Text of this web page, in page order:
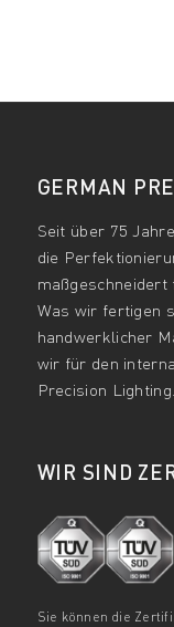
GERMAN
Seit über 75
die
maßgeschneidert
Was wir fertigen
handwerklicher
wir für den
Precision Lighting.
WIR SIND
Sie können die